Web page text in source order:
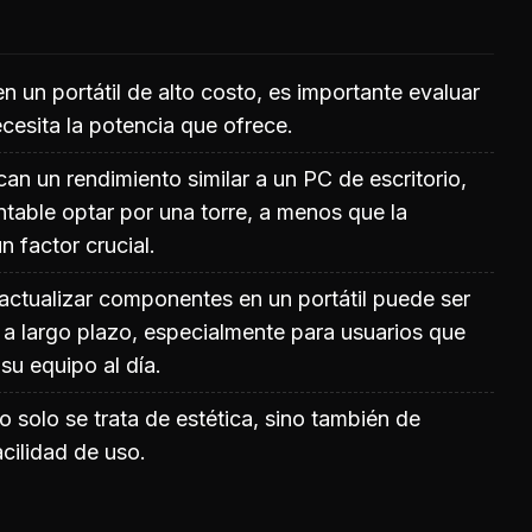
un portátil de alto costo, es importante evaluar
la potencia que ofrece.
un rendimiento similar a un PC de escritorio,
optar por una torre, a menos que la
factor crucial.
componentes en un portátil puede ser
largo plazo, especialmente para usuarios que
equipo al día.
solo se trata de estética, sino también de
de uso.